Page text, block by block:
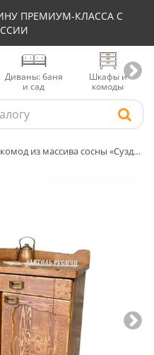
ПРЕМИУМ-КЛАССА С
Диваны: баня
и сад
Шкафы и
комоды
Деревянный комод из массива сосны «Суздальский»